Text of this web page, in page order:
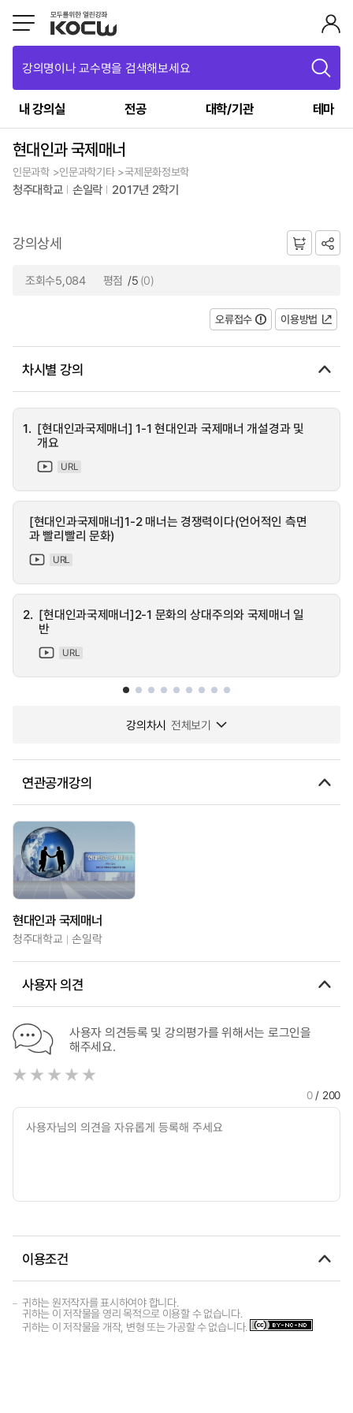
강의명이나 교수명을 검색해보세요
내 강의실 전공 대학/기관 테마
현대인과 국제매너
인문과학 >인문과학기타 >국제문화정보학
청주대학교 손일락 2017년 2학기
강의상세
조회수5,084 평점 /5 (0)
오류접수 이용방법
차시별 강의
1. [현대인과국제매너] 1-1 현대인과 국제매너 개설경과 및
개요
URL
[현대인과국제매너]1-2 매너는 경쟁력이다(언어적인 측면
과 빨리빨리 문화)
URL
2. [현대인과국제매너]2-1 문화의 상대주의와 국제매너 일
반
URL
강의차시 전체보기
연관공개강의
현대인과 국제매너
청주대학교 손일락
사용자 의견
사용자 의견등록 및 강의평가를 위해서는 로그인을
해주세요.
0/ 200
이용조건
귀하는 원저작자를 표시하여야 합니다.
귀하는 이 저작물을 영리 목적으로 이용할 수 없습니다.
귀하는 이 저작물을 개작, 변형 또는 가공할 수 없습니다.